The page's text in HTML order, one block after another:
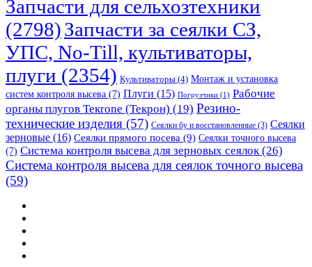
Запчасти для сельхозтехники
(2798)Запчасти за сеялки СЗ,
УПС, No-Till, культиваторы,
плуги (2354) Культиваторы (4) Монтаж и установка
систем контроля высева (7) Плуги (15) Погрузчики (1) Рабочие
органы плугов Текrоne (Текрон) (19) Резино-
технические изделия (57) Сеялки бу и восстановленные (3) Сеялки
зерновые (16) Сеялки прямого посева (9) Сеялки точного высева
(7) Система контроля высева для зерновых сеялок (26)
Система контроля высева для сеялок точного высева
(59)